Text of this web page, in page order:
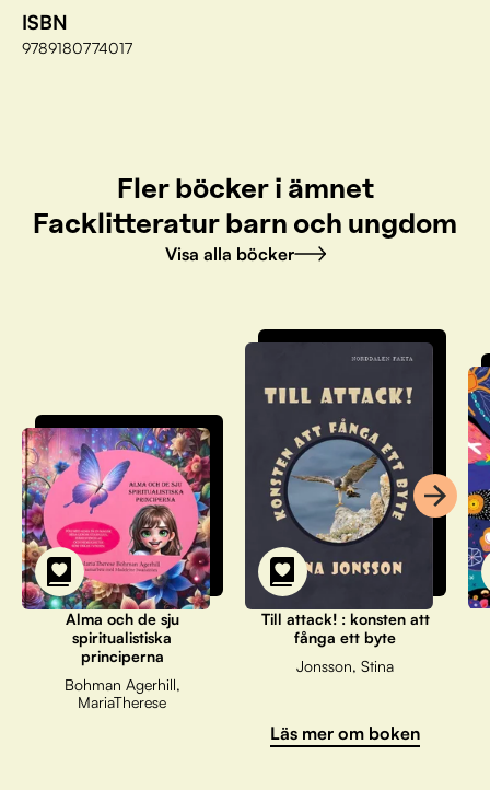
ISBN
9789180774017
Fler böcker i ämnet
Facklitteratur barn och ungdom
Visa alla böcker
Alma och de sju
spiritualistiska
principerna
Bohman Agerhill,
MariaTherese
Till attack! : konsten att
fånga ett byte
Jonsson, Stina
Läs mer om boken